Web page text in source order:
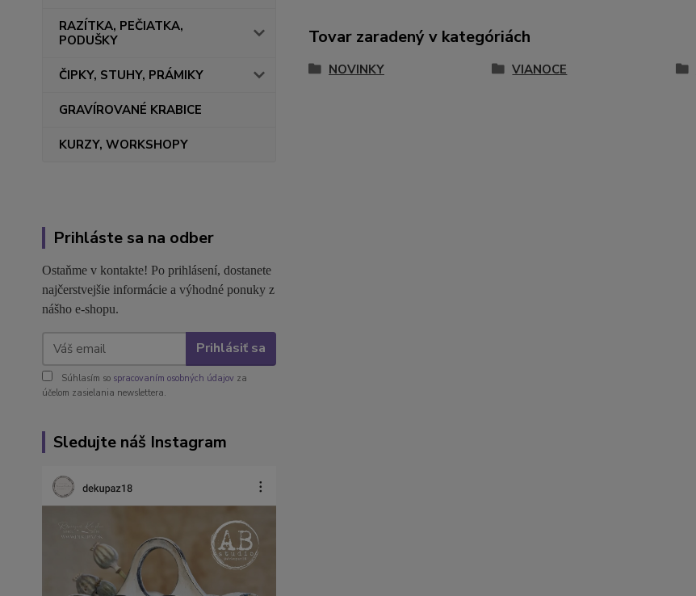
RAZÍTKA, PEČIATKA,
PODUŠKY
ČIPKY, STUHY, PRÁMIKY
GRAVÍROVANÉ KRABICE
KURZY, WORKSHOPY
Prihláste sa na odber
Ostaňme v kontakte! Po prihlásení, dostanete
najčerstvejšie informácie a výhodné ponuky z
nášho e-shopu.
Prihlásiť sa
Súhlasím so spracovaním osobných údajov za
účelom zasielania newslettera.
Sledujte náš Instagram
Tovar zaradený v kategóriách
NOVINKY VIANOCE